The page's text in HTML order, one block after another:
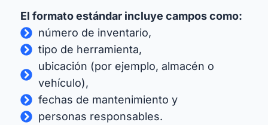
El formato estándar incluye campos como:
número de inventario,
tipo de herramienta,
ubicación (por ejemplo, almacén o
vehículo),
fechas de mantenimiento y
personas responsables.